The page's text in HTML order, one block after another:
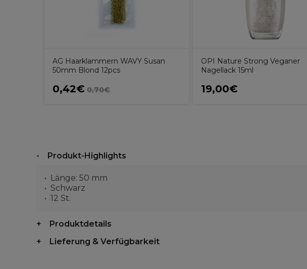
AG Haarklammern WAVY Susan
50mm Blond 12pcs
0,42€ 0,70€
OPI Nature Strong Veganer
Nagellack 15ml
19,00€
Produkt-Highlights
Länge: 50 mm
Schwarz
12 St.
Produktdetails
Lieferung & Verfügbarkeit